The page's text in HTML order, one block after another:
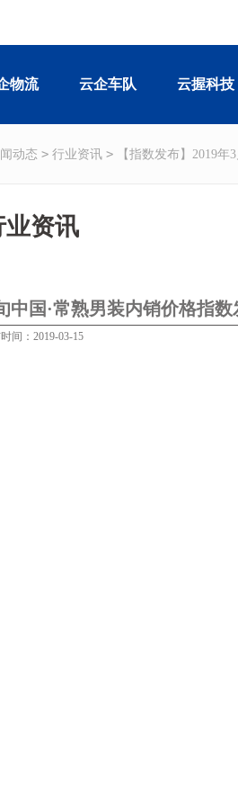
物流 云企车队 云握科技
动态 > 行业资讯 > 【指数发布】2019年
业资讯
中国·常熟男装内销价格指数
间：2019-03-15